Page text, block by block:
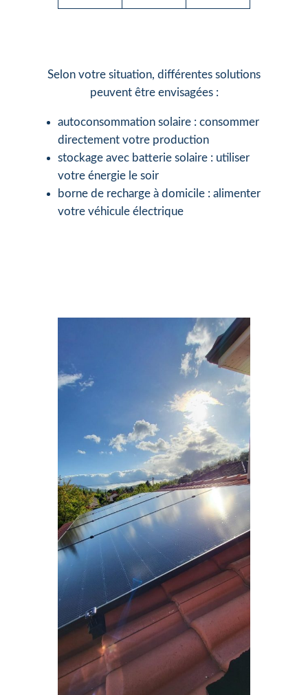
Selon votre situation, différentes solutions
peuvent être envisagées :
autoconsommation solaire : consommer
directement votre production
stockage avec batterie solaire : utiliser
votre énergie le soir
borne de recharge à domicile : alimenter
votre véhicule électrique